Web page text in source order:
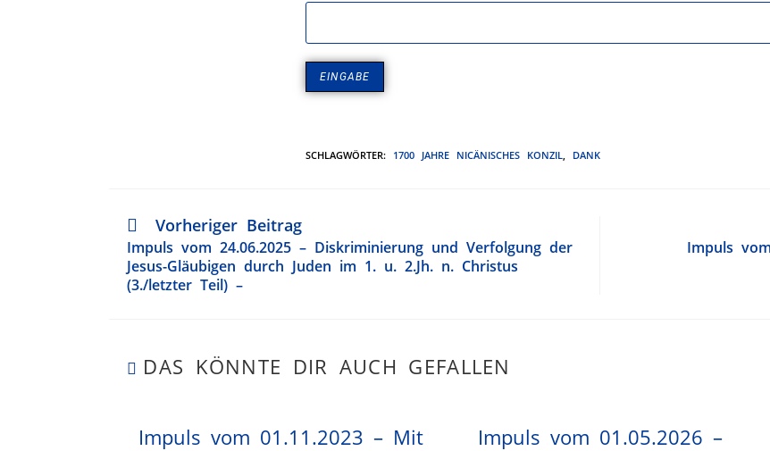
SCHLAGWÖRTER: 1700 JAHRE NICÄNISCHES KONZIL, DANK
Vorheriger Beitrag
Impuls vom 24.06.2025 – Diskriminierung und Verfolgung der
Jesus-Gläubigen durch Juden im 1. u. 2.Jh. n. Christus
(3./letzter Teil) –
Impuls
DAS KÖNNTE DIR AUCH GEFALLEN
Impuls vom 01.11.2023 – Mit
Impuls vom 01.05.2026 –